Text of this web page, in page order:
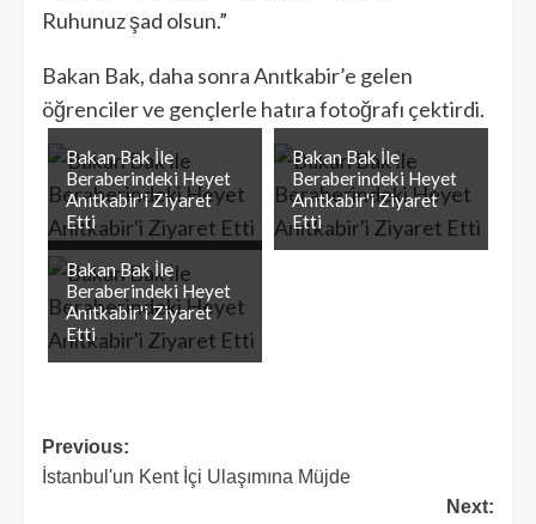
Ruhunuz şad olsun.”
Bakan Bak, daha sonra Anıtkabir’e gelen
öğrenciler ve gençlerle hatıra fotoğrafı çektirdi.
Bakan Bak İle
Beraberindeki Heyet
Anıtkabir'i Ziyaret
Etti
Bakan Bak İle
Beraberindeki Heyet
Anıtkabir'i Ziyaret
Etti
Bakan Bak İle
Beraberindeki Heyet
Anıtkabir'i Ziyaret
Etti
Previous:
İstanbul'un Kent İçi Ulaşımına Müjde
Next: